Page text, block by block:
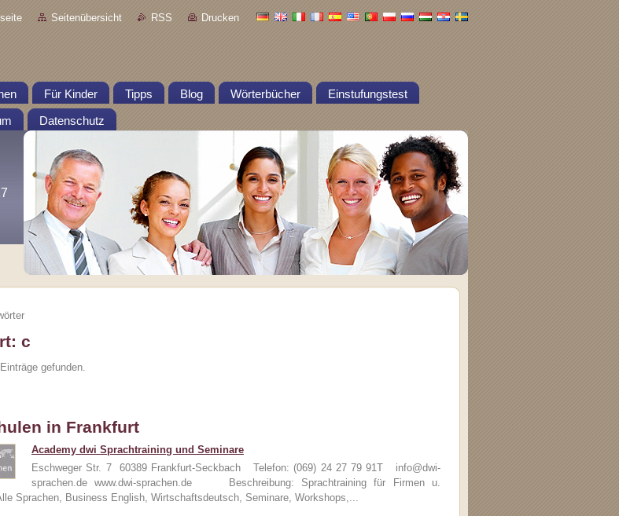
Seitenübersicht RSS Drucken
Für Kinder Tipps Blog Wörterbücher Einstufungstest
Datenschutz
c
gefunden.
in Frankfurt
Academy dwi Sprachtraining und Seminare
Eschweger Str. 7 60389 Frankfurt-Seckbach Telefon: (069) 24 27 79 91T info@dwi-
sprachen.de www.dwi-sprachen.de Beschreibung: Sprachtraining für Firmen u.
Sprachen, Business English, Wirtschaftsdeutsch, Seminare, Workshops,...